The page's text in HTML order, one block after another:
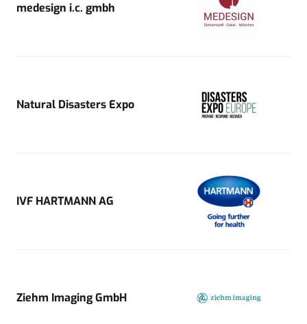
medesign i.c. gmbh
Natural Disasters Expo
IVF HARTMANN AG
Ziehm Imaging GmbH